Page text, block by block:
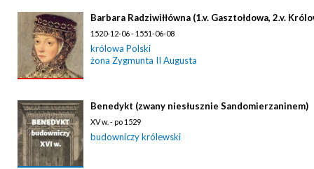
Barbara Radziwiłłówna (1.v. Gasztołdowa, 2.v.
1520-12-06 - 1551-06-08
królowa Polski
żona Zygmunta II Augusta
Benedykt (zwany niesłusznie Sandomierzaninem)
XV w. - po 1529
budowniczy królewski